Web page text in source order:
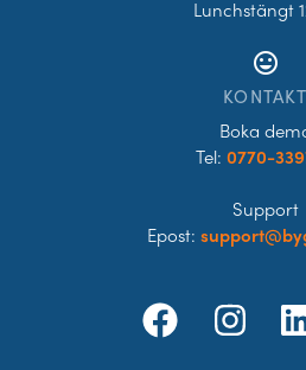
Lunchstängt
tag_faces
KONTAKT
Boka
Tel: 0770-
Support
Epost: